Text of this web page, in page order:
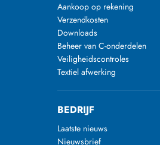
Aankoop op rekening
Verzendkosten
Downloads
Beheer van C-onderdelen
Veiligheidscontroles
Textiel afwerking
BEDRIJF
Laatste nieuws
Nieuwsbrief